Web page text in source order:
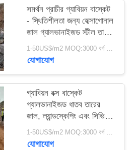
সমর্থন প্রাচীর গ্যাবিয়ন বাস্কেট
- স্থিতিশীলতা জন্য হেক্সাগোনাল
জাল গ্যালভানাইজড স্টীল তারের
বক্স
1-50US$/m2 MOQ:3000 বর্গ মিটার
যোগাযোগ
গ্যাবিয়ন বক্স বাস্কেট
গ্যালভানাইজড ধাতব তারের
জাল, ল্যান্ডস্কেপিং এবং সিভিল
ইঞ্জিনিয়ারিংয়ের জন্য হেক্সাগোনাল
ডিজাইন
1-50US$/m2 MOQ:3000 বর্গ মিটার
যোগাযোগ